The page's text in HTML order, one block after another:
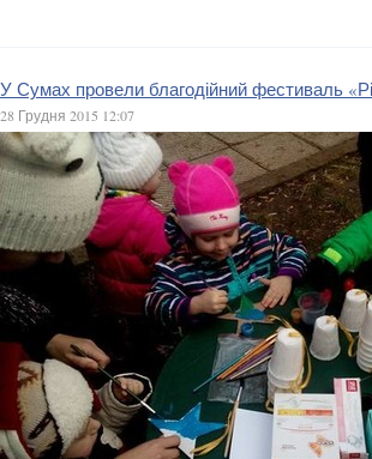
У Сумах провели благодійний фестиваль
28 Грудня 2015 12:07